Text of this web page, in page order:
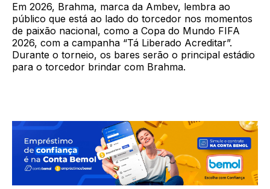
Em 2026, Brahma, marca da Ambev, lembra ao
público que está ao lado do torcedor nos momentos
de paixão nacional, como a Copa do Mundo FIFA
2026, com a campanha “Tá Liberado Acreditar”.
Durante o torneio, os bares serão o principal estádio
para o torcedor brindar com Brahma.